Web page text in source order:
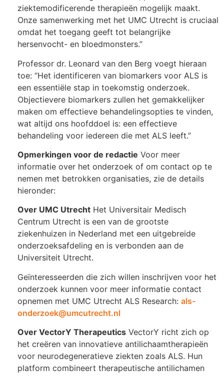
ziektemodificerende therapieën mogelijk maakt.
Onze samenwerking met het UMC Utrecht is cruciaal
omdat het toegang geeft tot belangrijke
hersenvocht- en bloedmonsters.”
Professor dr. Leonard van den Berg voegt hieraan
toe: “Het identificeren van biomarkers voor ALS is
een essentiële stap in toekomstig onderzoek.
Objectievere biomarkers zullen het gemakkelijker
maken om effectieve behandelingsopties te vinden,
wat altijd ons hoofddoel is: een effectieve
behandeling voor iedereen die met ALS leeft.”
Opmerkingen voor de redactie Voor meer
informatie over het onderzoek of om contact op te
nemen met betrokken organisaties, zie de details
hieronder:
Over UMC Utrecht Het Universitair Medisch
Centrum Utrecht is een van de grootste
ziekenhuizen in Nederland met een uitgebreide
onderzoeksafdeling en is verbonden aan de
Universiteit Utrecht.
Geïnteresseerden die zich willen inschrijven voor het
onderzoek kunnen voor meer informatie contact
opnemen met UMC Utrecht ALS Research: als-
onderzoek@umcutrecht.nl
Over VectorY Therapeutics VectorY richt zich op
het creëren van innovatieve antilichaamtherapieën
voor neurodegeneratieve ziekten zoals ALS. Hun
platform combineert therapeutische antilichamen